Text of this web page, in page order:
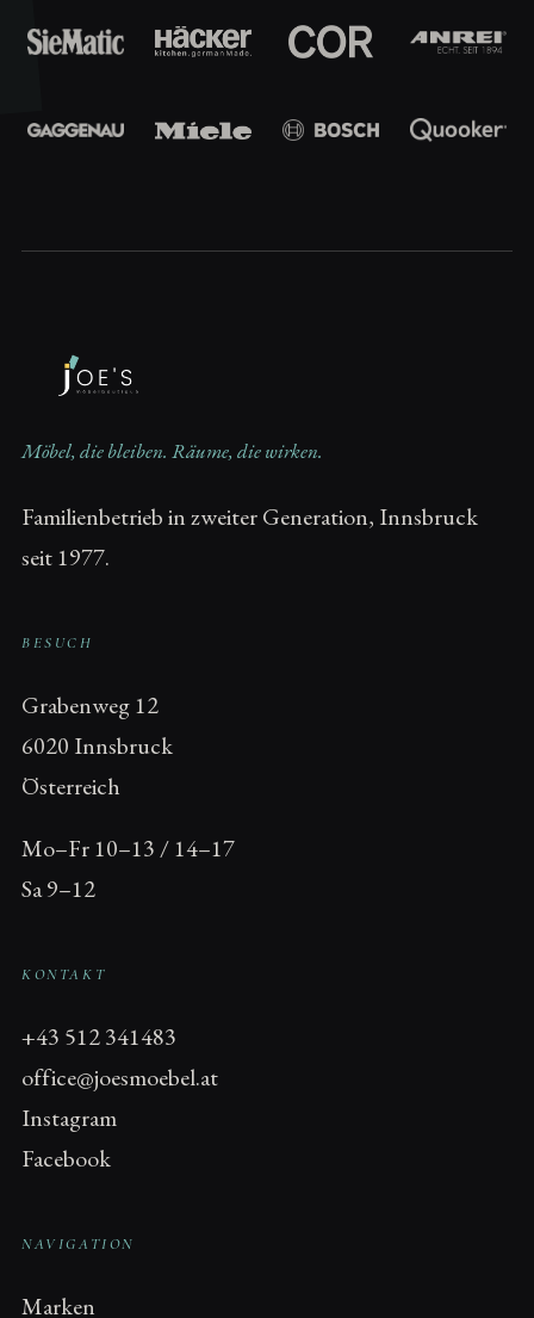
Möbel, die bleiben. Räume, die wirken.
Familienbetrieb in zweiter Generation, Innsbruck
seit 1977.
BESUCH
Grabenweg 12
6020 Innsbruck
Österreich
Mo–Fr 10–13 / 14–17
Sa 9–12
KONTAKT
+43 512 341483
office@joesmoebel.at
Instagram
Facebook
NAVIGATION
Marken